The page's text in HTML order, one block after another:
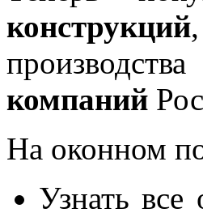
конструкций
компаний
На оконном
Узнать